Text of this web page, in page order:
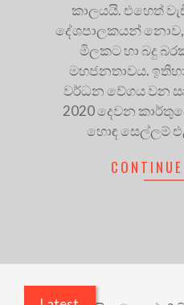
කාලයයි. එහෙත්
දේශපාලකයන් නොව,
මිලකට හා බදු
මහජනතාවය.
වර්ධන වේගය වන
2020 දෙවන
හොඳ සෙල්ලම්